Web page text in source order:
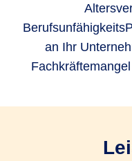
an Ihr